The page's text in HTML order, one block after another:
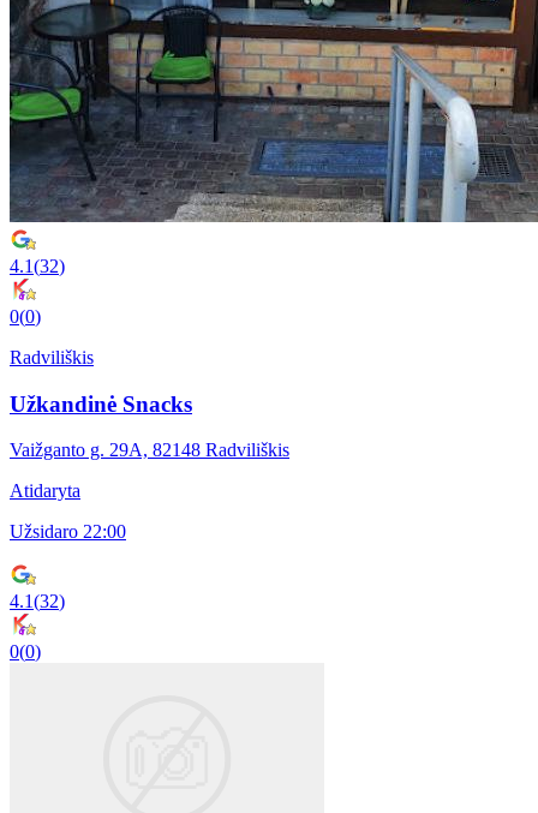
4.1(32)
0(0)
Radviliškis
Užkandinė Snacks
Vaižganto g. 29A, 82148 Radviliškis
Atidaryta
Užsidaro 22:00
4.1(32)
0(0)